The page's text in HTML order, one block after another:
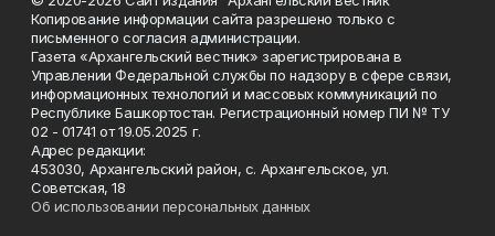
Копирование информации сайта разрешено только с
письменного согласия администрации.
Газета «Архангельский вестник» зарегистрирована в
Управлении Федеральной службы по надзору в сфере связи,
информационных технологий и массовых коммуникаций по
Республике Башкортостан. Регистрационный номер ПИ № ТУ
02 - 01741 от 19.05.2025 г.
Адрес редакции:
453030, Архангельский район, с. Архангельское, ул.
Советская, 18
Об использовании персональных данных